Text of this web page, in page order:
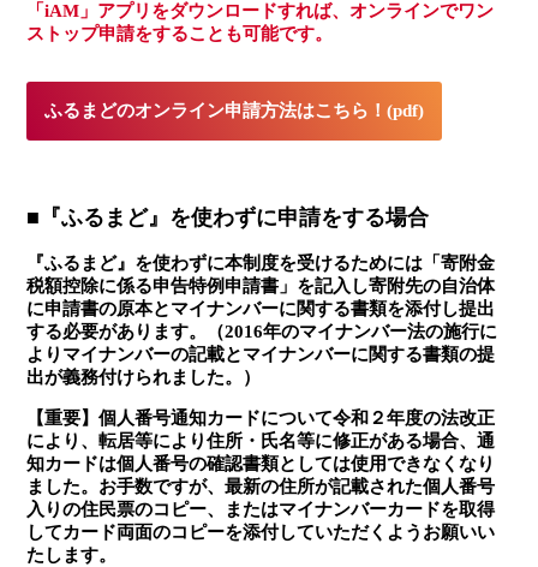
「iAM」アプリをダウンロードすれば、オンラインでワン
ストップ申請をすることも可能です。
ふるまどのオンライン申請方法はこちら！(pdf)
■『ふるまど』を使わずに申請をする場合
『ふるまど』を使わずに本制度を受けるためには「寄附金
税額控除に係る申告特例申請書」を記入し寄附先の自治体
に申請書の原本とマイナンバーに関する書類を添付し提出
する必要があります。（2016年のマイナンバー法の施行に
よりマイナンバーの記載とマイナンバーに関する書類の提
出が義務付けられました。）
【重要】個人番号通知カードについて令和２年度の法改正
により、転居等により住所・氏名等に修正がある場合、通
知カードは個人番号の確認書類としては使用できなくなり
ました。お手数ですが、最新の住所が記載された個人番号
入りの住民票のコピー、またはマイナンバーカードを取得
してカード両面のコピーを添付していただくようお願いい
たします。